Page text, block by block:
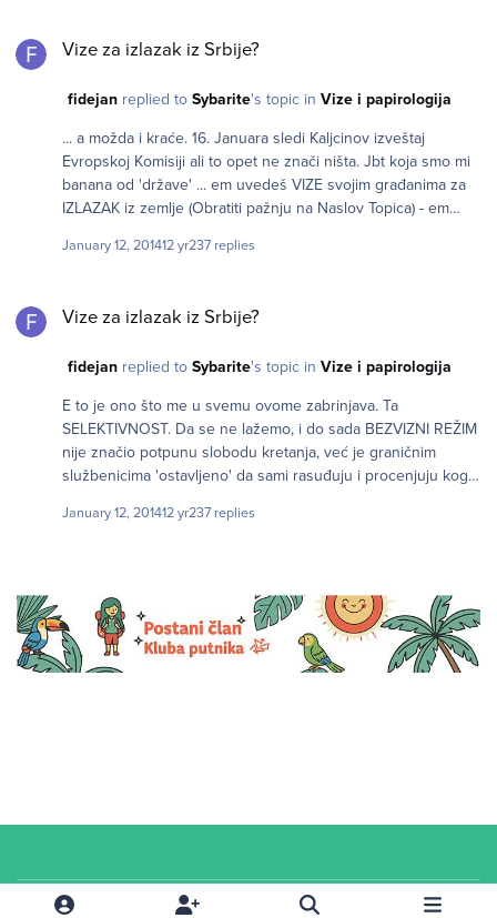
Vize za izlazak iz Srbije?
fidejanreplied to Sybarite's topic in Vize i papirologija
... a možda i kraće. 16. Januara sledi Kaljcinov izveštaj
Evropskoj Komisiji ali to opet ne znači ništa. Jbt koja smo mi
banana od 'države' ... em uvedeš VIZE svojim građanima za
IZLAZAK iz zemlje (Obratiti pažnju na Naslov Topica) - em
January 12, 201412 yr237 replies
Vize za izlazak iz Srbije?
fidejanreplied to Sybarite's topic in Vize i papirologija
E to je ono što me u svemu ovome zabrinjava. Ta
SELEKTIVNOST. Da se ne lažemo, i do sada BEZVIZNI REŽIM
nije značio potpunu slobodu kretanja, već je graničnim
službenicima 'ostavljeno' da sami rasuđuju i procenjuju koga
je u tome, što je to bilo prilično fleksibilno tako da je retko ko
zna gde se može naći (Oficijelno) šta je i u kojoj formi
potrebno od dokumenata ? Ovaj fazon, od slučaja do slučaja,
ne znači apsolutno ništa.
January 12, 201412 yr237 replies